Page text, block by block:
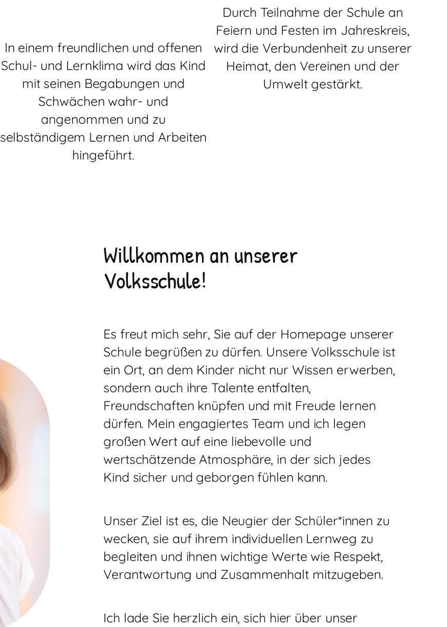
In einem freundlichen und offenen
Schul- und Lernklima wird das Kind
mit seinen Begabungen und
Schwächen wahr- und
angenommen und zu
selbständigem Lernen und Arbeiten
hingeführt.
Durch Teilnahme der Schule an
Feiern und Festen im Jahreskreis,
wird die Verbundenheit zu unserer
Heimat, den Vereinen und der
Umwelt gestärkt.
Willkommen an unserer
Volksschule!
Es freut mich sehr, Sie auf der Homepage unserer
Schule begrüßen zu dürfen. Unsere Volksschule ist
ein Ort, an dem Kinder nicht nur Wissen erwerben,
sondern auch ihre Talente entfalten,
Freundschaften knüpfen und mit Freude lernen
dürfen. Mein engagiertes Team und ich legen
großen Wert auf eine liebevolle und
wertschätzende Atmosphäre, in der sich jedes
Kind sicher und geborgen fühlen kann.
Unser Ziel ist es, die Neugier der Schüler*innen zu
wecken, sie auf ihrem individuellen Lernweg zu
begleiten und ihnen wichtige Werte wie Respekt,
Verantwortung und Zusammenhalt mitzugeben.
Ich lade Sie herzlich ein, sich hier über unser